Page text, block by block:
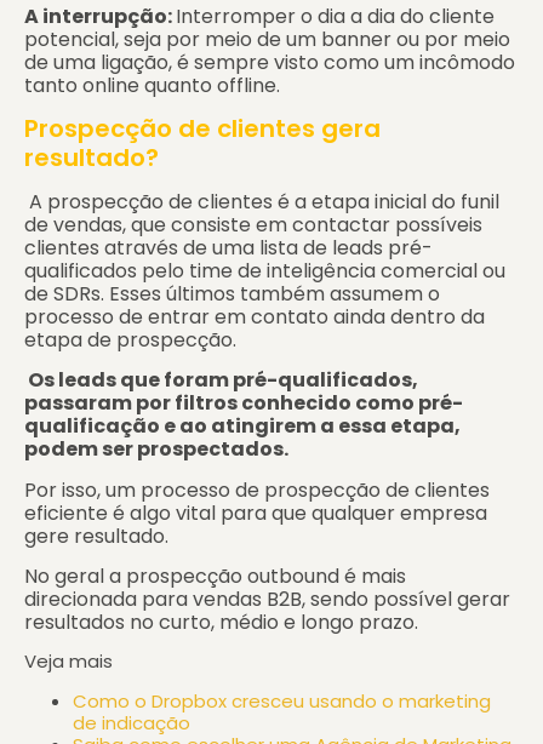
A interrupção:Interromper o dia a dia do cliente
potencial, seja por meio de um banner ou por meio
de uma ligação, é sempre visto como um incômodo
tanto online quanto offline.
Prospecção de clientes gera
resultado?
A prospecção de clientes é a etapa inicial do funil
de vendas, que consiste em contactar possíveis
clientes através de uma lista de leads pré-
qualificados pelo time de inteligência comercial ou
de SDRs. Esses últimos também assumem o
processo de entrar em contato ainda dentro da
etapa de prospecção.
Os leads que foram pré-qualificados,
passaram por filtros conhecido como pré-
qualificação e ao atingirem a essa etapa,
podem ser prospectados.
Por isso, um processo de prospecção de clientes
eficiente é algo vital para que qualquer empresa
gere resultado.
No geral a prospecção outbound é mais
direcionada para vendas B2B, sendo possível gerar
resultados no curto, médio e longo prazo.
Veja mais
Como o Dropbox cresceu usando o marketing
de indicação